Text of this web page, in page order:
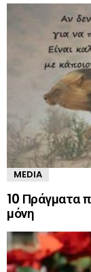
MEDIA
10 Πράγματα
μόνη